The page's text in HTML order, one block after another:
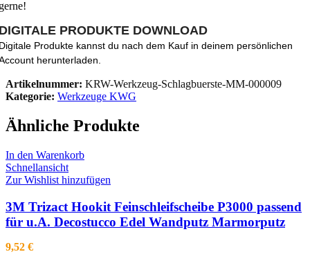
PRODUKTE DOWNLOAD
Produkte kannst du nach dem Kauf in deinem persönlichen
herunterladen.
Artikelnummer: KRW-Werkzeug-Schlagbuerste-MM-000009
Kategorie: Werkzeuge KWG
Ähnliche Produkte
In den Warenkorb
Schnellansicht
Zur Wishlist hinzufügen
3M Trizact Hookit Feinschleifscheibe P3000 passend
für u.A. Decostucco Edel Wandputz Marmorputz
9,52 €